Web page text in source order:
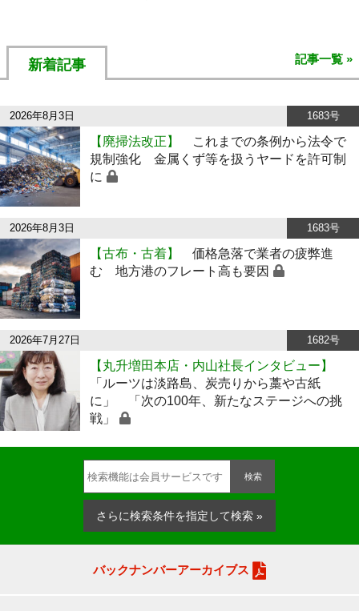
新着記事 記事一覧 »
2026年8月3日 1683号
【廃掃法改正】
これまでの条例から法令で
規制強化 金属くず等を扱うヤードを許可制
に
2026年8月3日 1683号
【古布・古着】
価格急落で業者の疲弊進
む 地方港のフレート高も要因
2026年7月27日 1682号
【丸升増田本店・内山社長インタビュー】
「ルーツは淡路島、炭売りから藁や古紙
に」 「次の100年、新たなステージへの挑
戦」
検索
さらに検索条件を指定して検索 »
バックナンバーアーカイブス